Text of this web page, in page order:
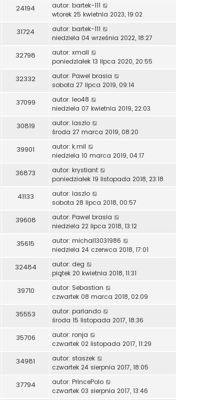
24194 autor: bartek-111
wtorek 25 kwietnia 2023, 19:02
31724 autor: bartek-111
niedziela 04 września 2022, 18:27
32798 autor: xmall
poniedziałek 13 lipca 2020, 20:55
32332 autor: Pawel brasia
sobota 27 lipca 2019, 09:14
37099 autor: leo48
niedziela 07 kwietnia 2019, 22:03
30819 autor: laszlo
środa 27 marca 2019, 08:20
39901 autor: k.mil
niedziela 10 marca 2019, 04:17
36873 autor: krystiant
poniedziałek 19 listopada 2018, 23:18
41133 autor: laszlo
sobota 28 lipca 2018, 00:57
39608 autor: Pawel brasia
niedziela 22 lipca 2018, 13:12
35615 autor: michal13031986
niedziela 24 czerwca 2018, 17:01
32484 autor: deg
piątek 20 kwietnia 2018, 11:31
39710 autor: Sebastian
czwartek 08 marca 2018, 02:09
35553 autor: parlando
środa 15 listopada 2017, 18:36
35706 autor: ronja
czwartek 02 listopada 2017, 11:29
34981 autor: staszek
czwartek 24 sierpnia 2017, 18:05
37794 autor: PrincePolo
czwartek 03 sierpnia 2017, 13:46